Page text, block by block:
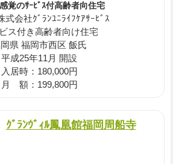
覚のｻｰﾋﾞｽ付高齢者向住宅
式会社ｸﾞﾗﾝﾕﾆﾗｲﾌｹｱｻｰﾋﾞｽ
ス付き高齢者向け住宅
県 福岡市西区 飯氏
平成25年11月 開設
入居時：180,000円
月 額：199,800円
ｸﾞﾗﾝｳﾞｨﾙ鳳凰館福岡周船寺